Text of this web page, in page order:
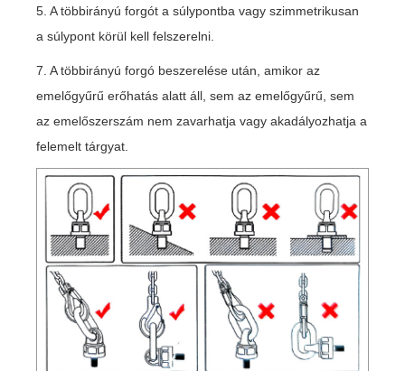
5. A többirányú forgót a súlypontba vagy szimmetrikusan
a súlypont körül kell felszerelni.
7. A többirányú forgó beszerelése után, amikor az
emelőgyűrű erőhatás alatt áll, sem az emelőgyűrű, sem
az emelőszerszám nem zavarhatja vagy akadályozhatja a
felemelt tárgyat.